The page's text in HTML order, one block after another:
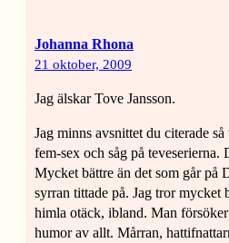
Johanna Rhona
21 oktober, 2009
Jag älskar Tove Jansson.
Jag minns avsnittet du citerade
fem-sex och såg på teveserierna.
Mycket bättre än det som går på
syrran tittade på. Jag tror mycket
himla otäck, ibland. Man
humor av allt. Mårran,